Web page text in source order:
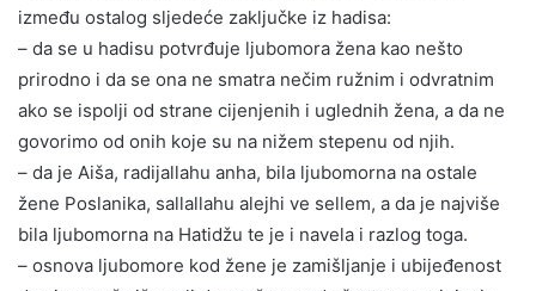
između ostalog sljedeće zaključke iz hadisa:
– da se u hadisu potvrđuje ljubomora žena kao nešto
prirodno i da se ona ne smatra nečim ružnim i odvratnim
ako se ispolji od strane cijenjenih i uglednih žena, a da ne
govorimo od onih koje su na nižem stepenu od njih.
– da je Aiša, radijallahu anha, bila ljubomorna na ostale
žene Poslanika, sallallahu alejhi ve sellem, a da je najviše
bila ljubomorna na Hatidžu te je i navela i razlog toga.
– osnova ljubomore kod žene je zamišljanje i ubijeđenost